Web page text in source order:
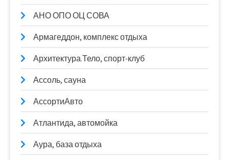
АНО ОПО ОЦ СОВА
Армагеддон, комплекс отдыха
Архитектура.Тело, спорт-клуб
Ассоль, сауна
АссортиАвто
Атлантида, автомойка
Аура, база отдыха